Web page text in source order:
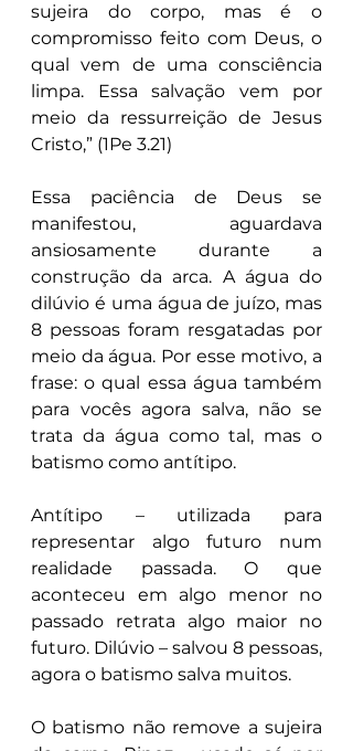
sujeira do corpo, mas é o
compromisso feito com Deus, o
qual vem de uma consciência
limpa. Essa salvação vem por
meio da ressurreição de Jesus
Cristo,” (1Pe 3.21)
Essa paciência de Deus se
manifestou, aguardava
ansiosamente durante a
construção da arca. A água do
dilúvio é uma água de juízo, mas
8 pessoas foram resgatadas por
meio da água. Por esse motivo, a
frase: o qual essa água também
para vocês agora salva, não se
trata da água como tal, mas o
batismo como antítipo.
Antítipo – utilizada para
representar algo futuro num
realidade passada. O que
aconteceu em algo menor no
passado retrata algo maior no
futuro. Dilúvio – salvou 8 pessoas,
agora o batismo salva muitos.
O batismo não remove a sujeira